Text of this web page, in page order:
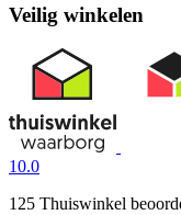
Veilig winkelen
10.0
125 Thuiswinkel